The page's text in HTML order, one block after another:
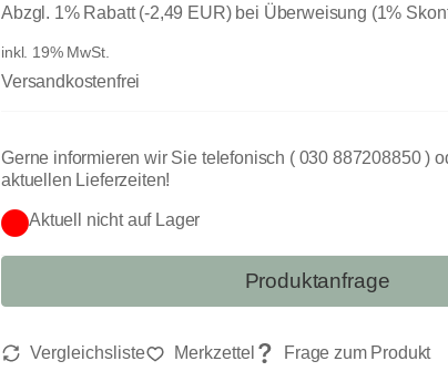
Abzgl. 1% Rabatt (-2,49 EUR) bei Überweisung (1%
inkl. 19% MwSt.
Versandkostenfrei
Aktuell nicht auf Lager
Gerne informieren wir Sie telefonisch ( 030 887208850 )
aktuellen Lieferzeiten!
Produktanfrage